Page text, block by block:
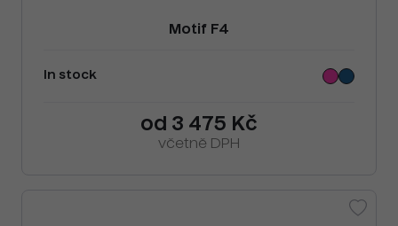
Motif F4
In stock
od 3 475 Kč
včetně DPH